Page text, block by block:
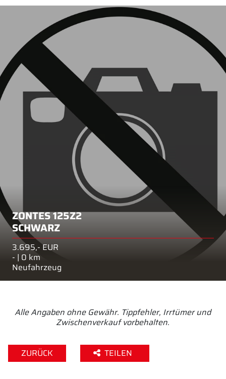
ZONTES 125Z2
SCHWARZ
3.695,- EUR
- | 0 km
Neufahrzeug
Alle Angaben ohne Gewähr. Tippfehler, Irrtümer und
Zwischenverkauf vorbehalten.
ZURÜCK TEILEN